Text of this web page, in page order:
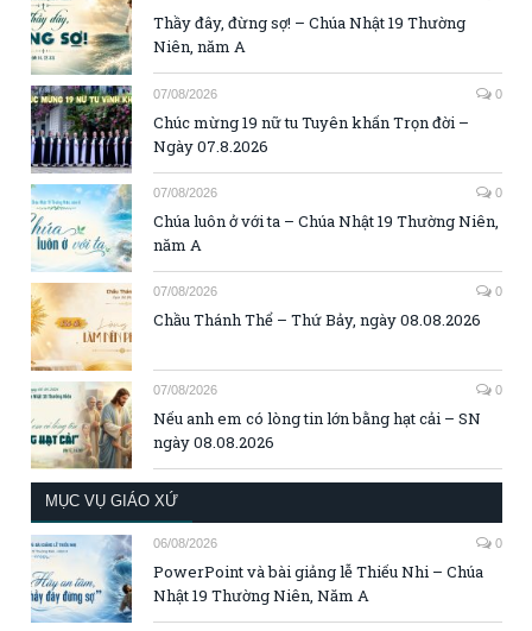
Thầy đây, đừng sợ! – Chúa Nhật 19 Thường
Niên, năm A
07/08/2026 0
Chúc mừng 19 nữ tu Tuyên khấn Trọn đời –
Ngày 07.8.2026
07/08/2026 0
Chúa luôn ở với ta – Chúa Nhật 19 Thường Niên,
năm A
07/08/2026 0
Chầu Thánh Thể – Thứ Bảy, ngày 08.08.2026
07/08/2026 0
Nếu anh em có lòng tin lớn bằng hạt cải – SN
ngày 08.08.2026
MỤC VỤ GIÁO XỨ
06/08/2026 0
PowerPoint và bài giảng lễ Thiếu Nhi – Chúa
Nhật 19 Thường Niên, Năm A